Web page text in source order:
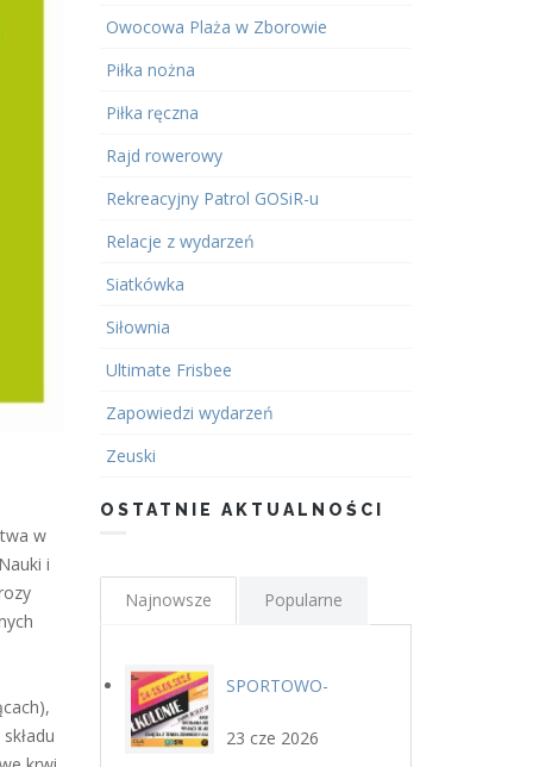
w
i
Owocowa Plaża w Zborowie
Piłka nożna
Piłka ręczna
Rajd rowerowy
Rekreacyjny Patrol GOSiR-u
Relacje z wydarzeń
Siatkówka
Siłownia
Ultimate Frisbee
Zapowiedzi wydarzeń
Zeuski
OSTATNIE AKTUALNOŚCI
Najnowsze Popularne
plakat.jpg
SPORTOWO-
KULTURALNE
23 cze 2026